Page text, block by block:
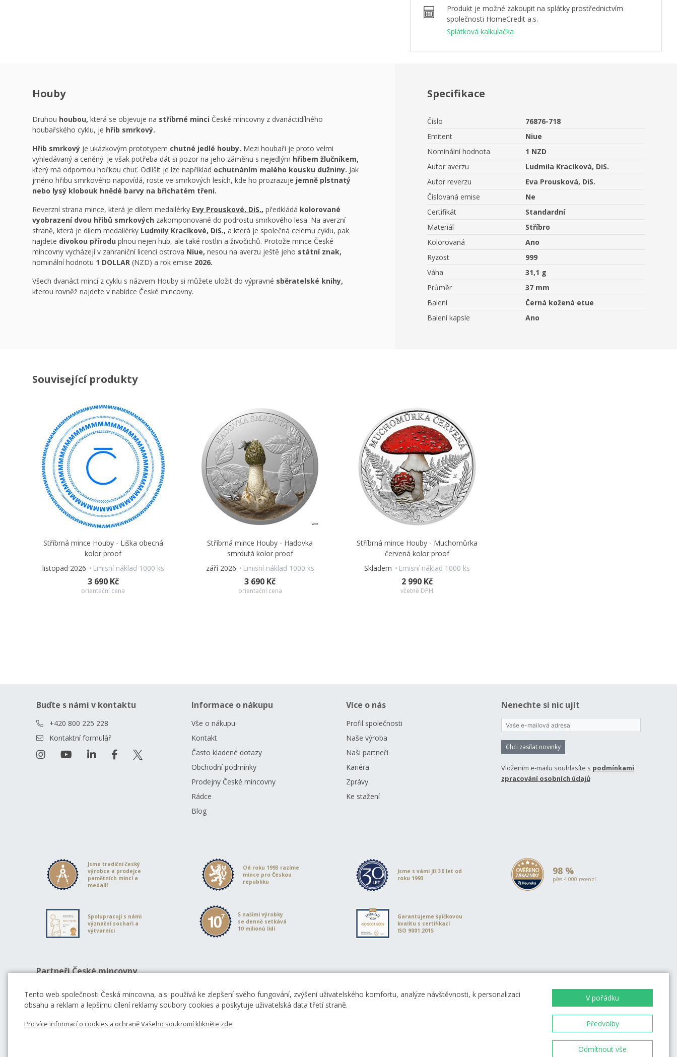
Produkt je možné zakoupit na splátky prostřednictvím
společnosti HomeCredit a.s.
Splátková kalkulačka
Houby
Druhou houbou, která se objevuje na stříbrné minci České mincovny z dvanáctidílného
houbařského cyklu, je hřib smrkový.
Hřib smrkový je ukázkovým prototypem chutné jedlé houby. Mezi houbaři je proto velmi
vyhledávaný a ceněný. Je však potřeba dát si pozor na jeho záměnu s nejedlým hřibem žlučníkem,
který má odpornou hořkou chuť. Odlišit je lze například ochutnáním malého kousku dužniny. Jak
jméno hřibu smrkového napovídá, roste ve smrkových lesích, kde ho prozrazuje jemně plstnatý
nebo lysý klobouk hnědé barvy na břichatém třeni.
Reverzní strana mince, která je dílem medailérky Evy Prouskové, DiS., předkládá kolorované
vyobrazení dvou hřibů smrkových zakomponované do podrostu smrkového lesa. Na averzní
straně, která je dílem medailérky Ludmily Kracíkové, DiS., a která je společná celému cyklu, pak
najdete divokou přírodu plnou nejen hub, ale také rostlin a živočichů. Protože mince České
mincovny vycházejí v zahraniční licenci ostrova Niue, nesou na averzu ještě jeho státní znak,
nominální hodnotu 1 DOLLAR (NZD) a rok emise 2026.
Všech dvanáct mincí z cyklu s názvem Houby si můžete uložit do výpravné sběratelské knihy,
kterou rovněž najdete v nabídce České mincovny.
Specifikace
Číslo
76876-718
Emitent
Niue
Nominální hodnota
1 NZD
Autor averzu
Ludmila Kracíková, DiS.
Autor reverzu
Eva Prousková, DiS.
Číslovaná emise
Ne
Certifikát
Standardní
Materiál
Stříbro
Kolorovaná
Ano
Ryzost
999
Váha
31,1 g
Průměr
37 mm
Balení
Černá kožená etue
Balení kapsle
Ano
Související produkty
Stříbrná mince Houby - Liška obecná
kolor proof
listopad 2026
Emisní náklad 1000 ks
3 690 Kč
orientační cena
Stříbrná mince Houby - Hadovka
smrdutá kolor proof
září 2026
Emisní náklad 1000 ks
3 690 Kč
orientační cena
Stříbrná mince Houby - Muchomůrka
červená kolor proof
Skladem
Emisní náklad 1000 ks
2 990 Kč
včetně DPH
Buďte s námi v kontaktu
+420 800 225 228
Kontaktní formulář
Informace o nákupu
Vše o nákupu
Kontakt
Často kladené dotazy
Obchodní podmínky
Prodejny České mincovny
Rádce
Blog
Více o nás
Profil společnosti
Naše výroba
Naši partneři
Kariéra
Zprávy
Ke stažení
Nenechte si nic ujít
Chci zasílat novinky
Vložením e-mailu souhlasíte s podmínkami
zpracování osobních údajů
Jsme tradiční český
výrobce a prodejce
pamětních mincí a
medailí
Od roku 1993 razíme
mince pro Českou
republiku
Jsme s vámi již 30 let od
roku 1993
98 %
přes 4 000 recenzí
Spolupracují s námi
význační sochaři a
výtvarníci
S našimi výrobky
se denně setkává
10 milionů lidí
Garantujeme špičkovou
kvalitu s certifikací
ISO 9001:2015
Partneři České mincovny
EVROPSKÁ UNIE
Evropský fond pro regionální rozvoj
Investice do vaší budoucnosti
Tento web společnosti Česká mincovna, a.s. používá ke zlepšení svého fungování, zvýšení uživatelského komfortu, analýze návštěvnosti, k personalizaci
obsahu a reklam a lepšímu cílení reklamy soubory cookies a poskytuje uživatelská data třetí straně.
Pro více informací o cookies a ochraně Vašeho soukromí klikněte zde.
V pořádku
Předvolby
Odmítnout vše